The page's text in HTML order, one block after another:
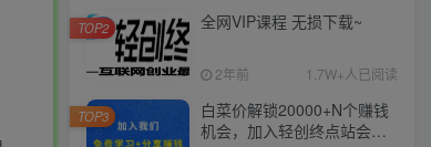
全网VIP课程 无损下载~
2年前 1.7W+人已阅读
TOP2
白菜价解锁20000+N个赚钱
机会，加入轻创终点站会
TOP3